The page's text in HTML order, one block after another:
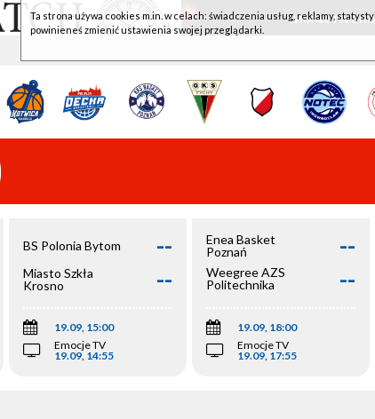
WKK ACTIVE
BS Polonia Bytom --
Miasto Szkła
Krosno
--
19.09, 15:00
Emocje TV
19.09, 14:55
Enea Basket
Poznań
--
Weegree AZS
Politechnika
--
19.09, 18:00
Emocje TV
19.09, 17:55
Ta strona używa cookies m.in. w celach: świadczenia usług, reklamy,
powinieneś zmienić ustawienia swojej przeglądarki.